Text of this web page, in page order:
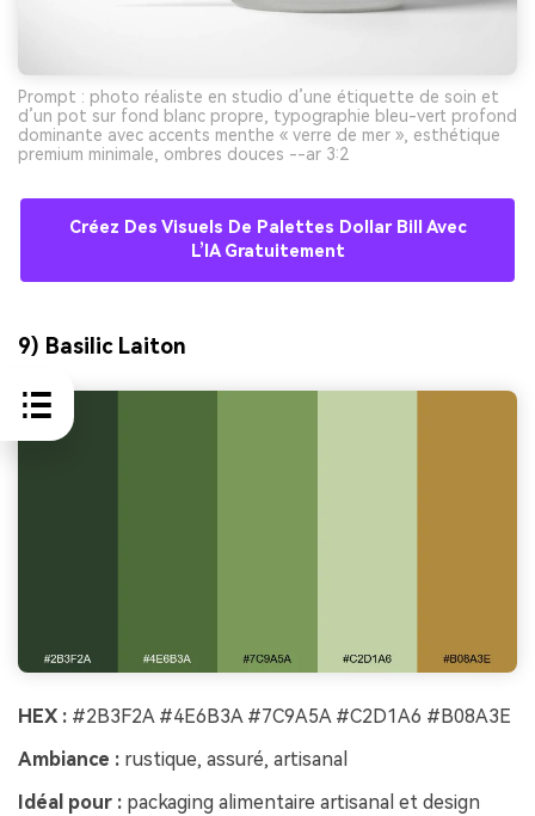
Prompt : photo réaliste en studio d’une étiquette de soin et
d’un pot sur fond blanc propre, typographie bleu-vert profond
dominante avec accents menthe « verre de mer », esthétique
premium minimale, ombres douces --ar 3:2
Créez Des Visuels De Palettes Dollar Bill Avec
L’IA Gratuitement
9) Basilic Laiton
HEX : #2B3F2A #4E6B3A #7C9A5A #C2D1A6 #B08A3E
Ambiance : rustique, assuré, artisanal
Idéal pour : packaging alimentaire artisanal et design